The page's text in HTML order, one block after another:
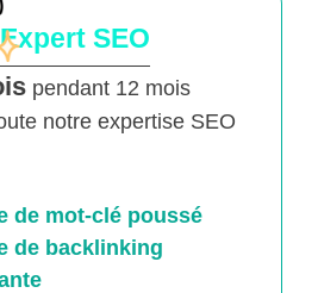
SEO
pendant 12 mois
notre expertise SEO
de mot-clé poussé
de backlinking